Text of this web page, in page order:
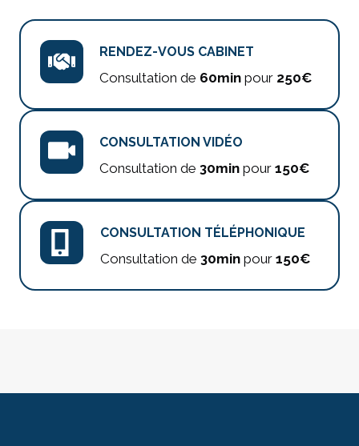
RENDEZ-VOUS CABINET
Consultation de 60min pour 250€
CONSULTATION VIDÉO
Consultation de 30min pour 150€
CONSULTATION TÉLÉPHONIQUE
Consultation de 30min pour 150€